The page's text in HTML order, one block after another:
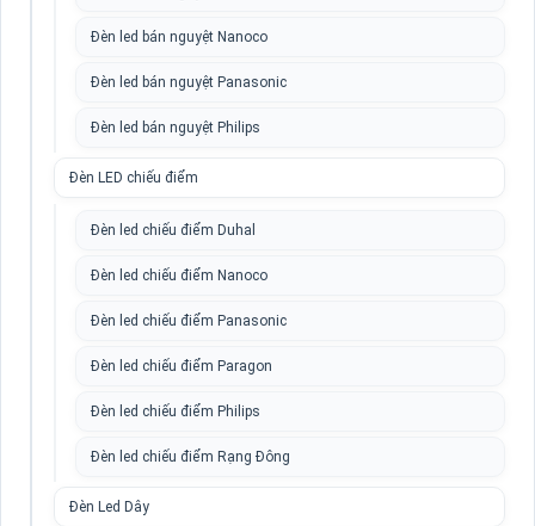
Đèn led bán nguyệt Nanoco
Đèn led bán nguyệt Panasonic
Đèn led bán nguyệt Philips
Đèn LED chiếu điểm
Đèn led chiếu điểm Duhal
Đèn led chiếu điểm Nanoco
Đèn led chiếu điểm Panasonic
Đèn led chiếu điểm Paragon
Đèn led chiếu điểm Philips
Đèn led chiếu điểm Rạng Đông
Đèn Led Dây